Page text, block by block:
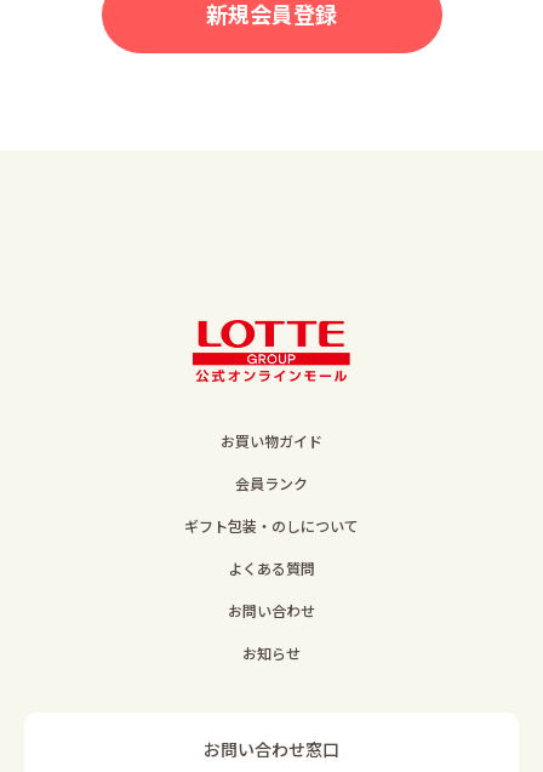
お買い物ガイド
会員ランク
ギフト包装・のしについて
よくある質問
お問い合わせ
お知らせ
お問い合わせ窓口